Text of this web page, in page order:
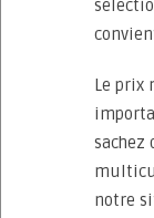
Le prix
notre